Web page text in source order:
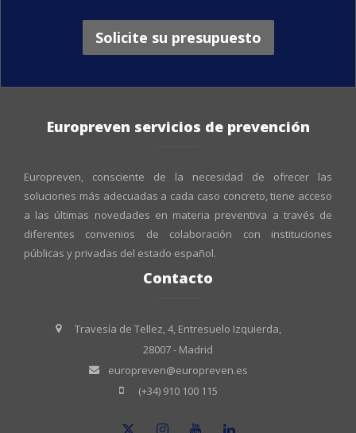
Solicite su presupuesto
Europreven servicios de prevención
Europreven, consciente de la necesidad de ofrecer las
soluciones más adecuadas a cada caso concreto, tiene acceso
a las últimas novedades en materia preventiva a través de
diferentes convenios de colaboración con instituciones
públicas y privadas del estado español.
Contacto
Travesía de Tellez, 4, Entresuelo Izquierda,
28007 - Madrid
europreven@europreven.es
(+34) 910 100 115